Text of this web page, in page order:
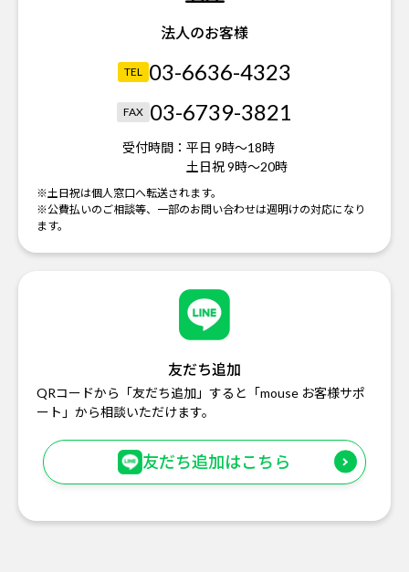
法人のお客様
TEL 03-6636-4323
FAX 03-6739-3821
受付時間： 平日 9時～18時
土日祝 9時～20時
※土日祝は個人窓口へ転送されます。
※公費払いのご相談等、一部のお問い合わせは週明けの対応になり
ます。
友だち追加
QRコードから「友だち追加」すると「mouse お客様サポ
ート」から相談いただけます。
友だち追加はこちら